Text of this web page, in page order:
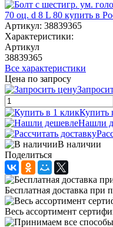
Артикул: 38839365
Характеристики:
Артикул
38839365
Все характеристики
Цена по запросу
Купить
Нашли
В наличии
Поделиться
Бесплатная доставка при
Весь ассортимент